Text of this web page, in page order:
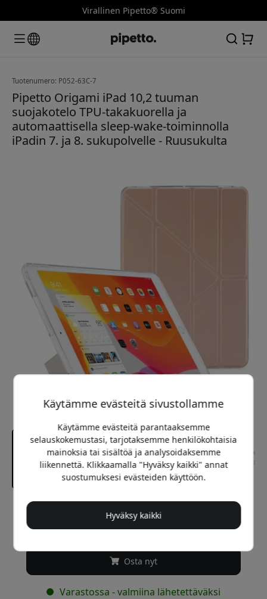
Virallinen Pipetto® Suomi
Tuotenumero: P052-63C-7
Pipetto Origami iPad 10,2 tuuman
suojakotelo TPU-takakuorella ja
automaattisella sleep-wake-toiminnolla
iPadin 7. ja 8. sukupolvelle - Ruusukulta
Suositeltava hinta
34.99 EUR
Osta nyt
Varastossa - valmiina lähetettäväksi
Käytämme evästeitä sivustollamme
Käytämme evästeitä parantaaksemme
selauskokemustasi, tarjotaksemme henkilökohtaisia
mainoksia tai sisältöä ja analysoidaksemme
liikennettä. Klikkaamalla "Hyväksy kaikki" annat
suostumuksesi evästeiden käyttöön.
Hyväksy kaikki